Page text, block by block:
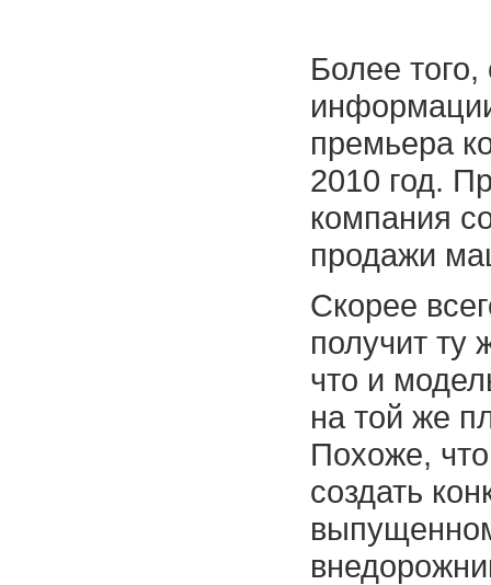
Более
премьера
2010 год.
компания
продажи
Скорее
получит ту
что и
на той же
Похоже,
создать